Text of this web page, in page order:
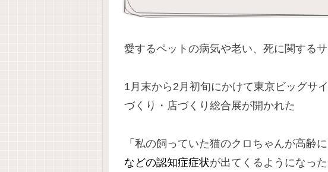
愛するペットの病気や老い、死に関する
1月末から2月初旬にかけて東京ビッグ
づくり・店づくり総合展が開かれた
「私の飼っていた猫のクロちゃんが高齢
などの認知症症状が出てくるようになっ